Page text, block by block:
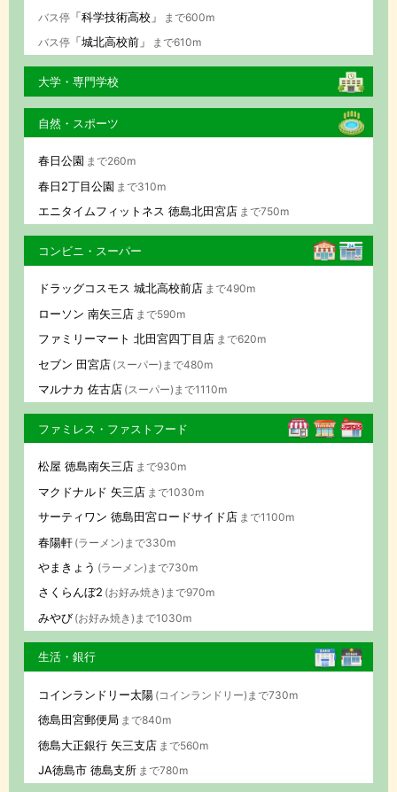
バス停「科学技術高校」
まで600m
バス停「城北高校前」 まで610m
大学・専門学校
自然・スポーツ
春日公園 まで260m
春日2丁目公園 まで310m
エニタイムフィットネス 徳島北田宮店 まで750m
コンビニ・スーパー
ドラッグコスモス 城北高校前店 まで490m
ローソン 南矢三店 まで590m
ファミリーマート 北田宮四丁目店 まで620m
セブン 田宮店 (スーパー)まで480m
マルナカ 佐古店 (スーパー)まで1110m
ファミレス・ファストフード
松屋 徳島南矢三店 まで930m
マクドナルド 矢三店 まで1030m
サーティワン 徳島田宮ロードサイド店 まで1100m
春陽軒 (ラーメン)まで330m
やまきょう (ラーメン)まで730m
さくらんぼ2 (お好み焼き)まで970m
みやび (お好み焼き)まで1030m
生活・銀行
コインランドリー太陽 (コインランドリー)まで730m
徳島田宮郵便局 まで840m
徳島大正銀行 矢三支店 まで560m
JA徳島市 徳島支所 まで780m